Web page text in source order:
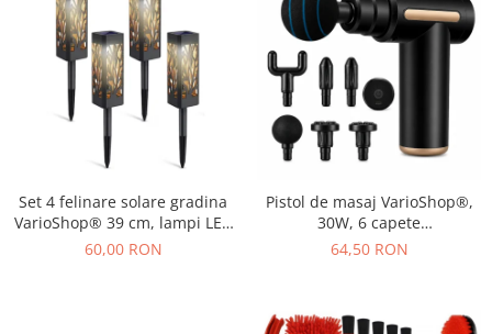
Set 4 felinare solare gradina
VarioShop® 39 cm, lampi LED
exterior cu lumina calda,
60,00 RON
Pistol de masaj VarioShop®,
30W, 6 capete
interschimbabile, 6 trepte
musculara si relaxare
64,50 RON